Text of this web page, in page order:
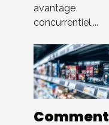
avantage
concurrentiel,...
Comment